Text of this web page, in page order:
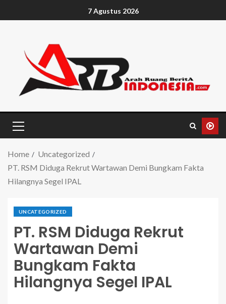
7 Agustus 2026
Home
Uncategorized
PT. RSM Diduga Rekrut Wartawan Demi Bungkam Fakta
Hilangnya Segel IPAL
UNCATEGORIZED
PT. RSM Diduga Rekrut
Wartawan Demi
Bungkam Fakta
Hilangnya Segel IPAL